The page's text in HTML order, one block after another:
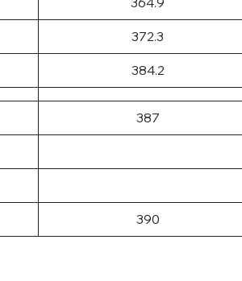
372.3
384.2
387
390